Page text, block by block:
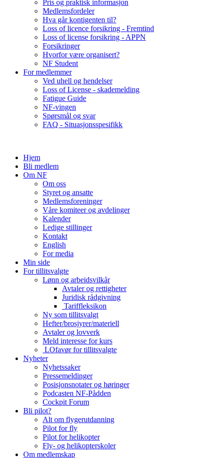
Pris og praktisk informasjon
Medlemsfordeler
Hva går kontigenten til?
Loss of licence forsikring - Fremtind
Loss of license forsikring - APPN
Forsikringer
Hvorfor være organisert?
NF Student
For medlemmer
Ved uhell og hendelser
Loss of License - skademelding
Fatigue Guide
NF-vingen
Spørsmål og svar
FAQ - Situasjonsspesifikk
Hjem
Bli medlem
Om NF
Om oss
Styret og ansatte
Medlemsforeninger
Våre komiteer og avdelinger
Kalender
Ledige stillinger
Kontakt
English
For media
Min side
For tillitsvalgte
Lønn og arbeidsvilkår
Avtaler og rettigheter
Juridisk rådgivning
Tariffleksikon
Ny som tillitsvalgt
Hefter/brosjyrer/materiell
Avtaler og lovverk
Meld interesse for kurs
LOfavør for tillitsvalgte
Nyheter
Nyhetssaker
Pressemeldinger
Posisjonsnotater og høringer
Podcasten NF-Pådden
Cockpit Forum
Bli pilot?
Alt om flygerutdanning
Pilot for fly
Pilot for helikopter
Fly- og helikopterskoler
Om medlemskap